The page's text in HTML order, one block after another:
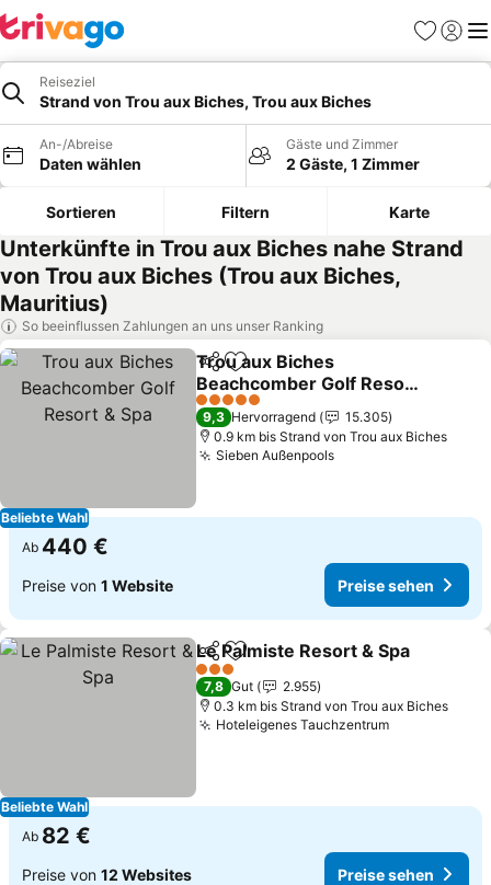
Favoriten
Reiseziel
Strand von Trou aux Biches, Trou aux Biches
An-/Abreise
Daten wählen
Gäste und Zimmer
2 Gäste, 1 Zimmer
Sortieren Filtern Karte
Unterkünfte in Trou aux Biches nahe Strand
von Trou aux Biches (Trou aux Biches,
Mauritius)
So beeinflussen Zahlungen an uns unser Ranking
Beliebte Wahl
TeilenZu Favoriten hinzufügen
Trou aux Biches
Beachcomber Golf Resort
& Spa
5 Sterne
9,3 Hervorragend
15.305
0.9 km bis Strand von Trou aux Biches
Sieben Außenpools
Ab 440 €
Preise von 1 Website Preise sehen
Beliebte Wahl
TeilenZu Favoriten hinzufügen
Le Palmiste Resort & Spa
3 Sterne
7,8 Gut
2.955
0.3 km bis Strand von Trou aux Biches
Hoteleigenes Tauchzentrum
Ab 82 €
Preise von 12 Websites Preise sehen